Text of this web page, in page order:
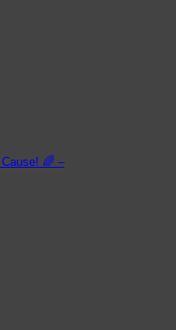
🌈 –